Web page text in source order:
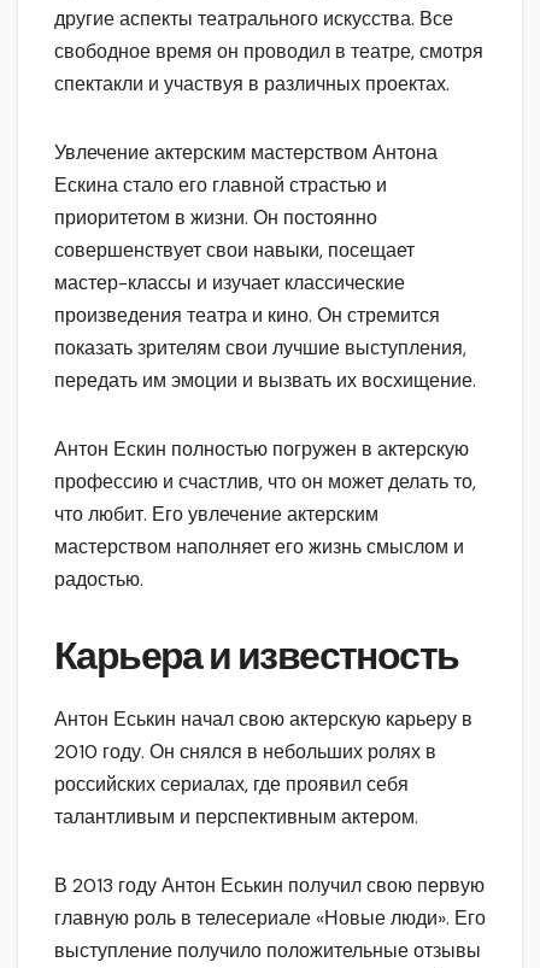
другие аспекты театрального искусства. Все
свободное время он проводил в театре, смотря
спектакли и участвуя в различных проектах.
Увлечение актерским мастерством Антона
Ескина стало его главной страстью и
приоритетом в жизни. Он постоянно
совершенствует свои навыки, посещает
мастер-классы и изучает классические
произведения театра и кино. Он стремится
показать зрителям свои лучшие выступления,
передать им эмоции и вызвать их восхищение.
Антон Ескин полностью погружен в актерскую
профессию и счастлив, что он может делать то,
что любит. Его увлечение актерским
мастерством наполняет его жизнь смыслом и
радостью.
Карьера и известность
Антон Еськин начал свою актерскую карьеру в
2010 году. Он снялся в небольших ролях в
российских сериалах, где проявил себя
талантливым и перспективным актером.
В 2013 году Антон Еськин получил свою первую
главную роль в телесериале «Новые люди». Его
выступление получило положительные отзывы